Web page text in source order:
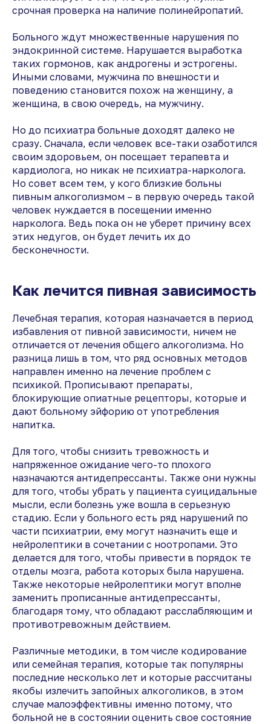
срочная проверка на наличие полинейропатий.
Больного ждут множественные нарушения по
эндокринной системе. Нарушается выработка
таких гормонов, как андрогены и эстрогены.
Иными словами, мужчина по внешности и
поведению становится похож на женщину, а
женщина, в свою очередь, на мужчину.
Но до психиатра больные доходят далеко не
сразу. Сначала, если человек все-таки озаботился
своим здоровьем, он посещает терапевта и
кардиолога, но никак не психиатра-нарколога.
Но совет всем тем, у кого близкие больны
пивным алкоголизмом – в первую очередь такой
человек нуждается в посещении именно
нарколога. Ведь пока он не уберет причину всех
этих недугов, он будет лечить их до
бесконечности.
Как лечится пивная зависимость
Лечебная терапия, которая назначается в период
избавления от пивной зависимости, ничем не
отличается от лечения общего алкоголизма. Но
разница лишь в том, что ряд основных методов
направлен именно на лечение проблем с
психикой. Прописывают препараты,
блокирующие опиатные рецепторы, которые и
дают больному эйфорию от употребления
напитка.
Для того, чтобы снизить тревожность и
напряженное ожидание чего-то плохого
назначаются антидепрессанты. Также они нужны
для того, чтобы убрать у пациента суицидальные
мысли, если болезнь уже вошла в серьезную
стадию. Если у больного есть ряд нарушений по
части психиатрии, ему могут назначить еще и
нейролептики в сочетании с ноотропами. Это
делается для того, чтобы привести в порядок те
отделы мозга, работа которых была нарушена.
Также некоторые нейролептики могут вполне
заменить прописанные антидепрессанты,
благодаря тому, что обладают расслабляющим и
противотревожным действием.
Различные методики, в том числе кодирование
или семейная терапия, которые так популярны
последние несколько лет и которые рассчитаны
якобы излечить запойных алкоголиков, в этом
случае малоэффективны именно потому, что
больной не в состоянии оценить свое состояние